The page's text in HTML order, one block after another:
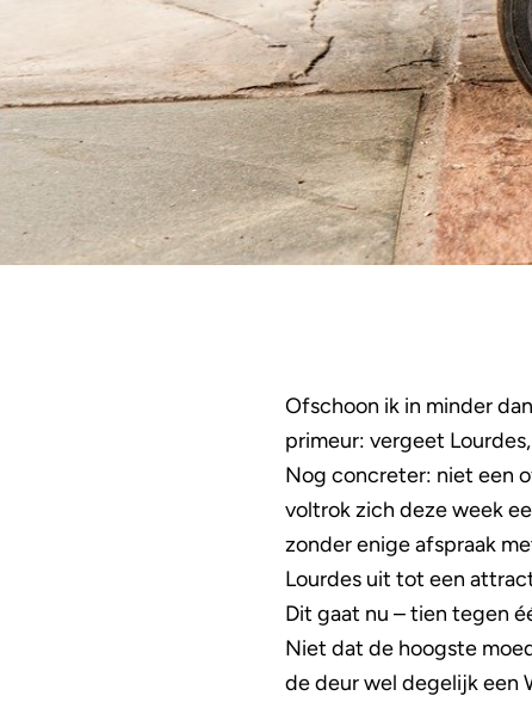
Ofschoon ik in minder
primeur: vergeet
Nog concreter: niet een
voltrok zich deze week
zonder enige afspraak
Lourdes uit tot een
Dit gaat nu – tien tegen
Niet dat de hoogste
de deur wel degelijk een